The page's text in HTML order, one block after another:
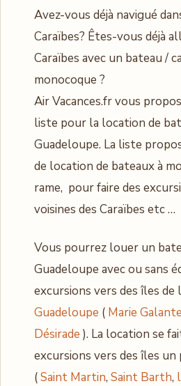
Avez-vous déjà navigué
Caraïbes? Êtes-vous déjà
Caraïbes avec un bateau /
monocoque ?
Air Vacances.fr vous
liste pour la location de
Guadeloupe. La liste
de location de bateaux à
rame, pour faire des
voisines des Caraïbes etc …
Vous pourrez louer un
Guadeloupe avec ou sans
excursions vers des îles de
Guadeloupe ( Marie Galante
Désirade ). La location se
excursions vers des îles
(Saint Martin, Saint Barth,